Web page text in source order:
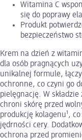
Witamina C
się do poprawy
Produkt
bezpieczeństwo
Krem na dzień z
dla osób pragnących
unikalnej formule,
ochronne, co czyni go
pielęgnację. W
chroni skórę przed
produkcję kolagenu¹,
jędrności cery.
ochrona przed